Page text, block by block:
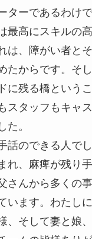
ターであるわけ
最高にスキルの
は、障がい者と
たからです。そ
に残る橋という
スタッフもキャ
た。
話のできる人で
れ、麻痺が残り
さんから多くの
います。わたし
、そして妻と娘